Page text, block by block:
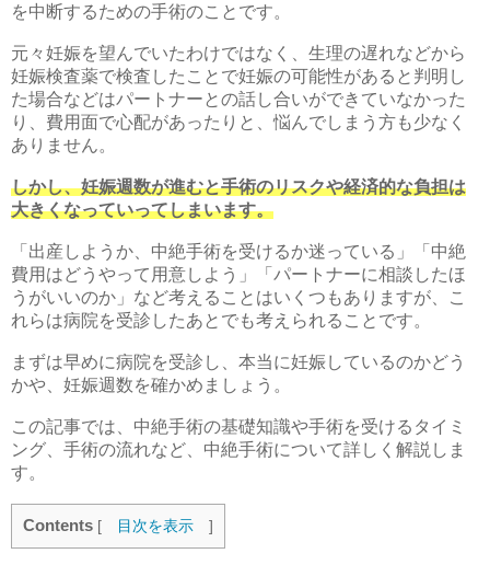
を中断するための手術のことです。
元々妊娠を望んでいたわけではなく、生理の遅れなどから
妊娠検査薬で検査したことで妊娠の可能性があると判明し
た場合などはパートナーとの話し合いができていなかった
り、費用面で心配があったりと、悩んでしまう方も少なく
ありません。
しかし、妊娠週数が進むと手術のリスクや経済的な負担は
大きくなっていってしまいます。
「出産しようか、中絶手術を受けるか迷っている」「中絶
費用はどうやって用意しよう」「パートナーに相談したほ
うがいいのか」など考えることはいくつもありますが、こ
れらは病院を受診したあとでも考えられることです。
まずは早めに病院を受診し、本当に妊娠しているのかどう
かや、妊娠週数を確かめましょう。
この記事では、中絶手術の基礎知識や手術を受けるタイミ
ング、手術の流れなど、中絶手術について詳しく解説しま
す。
Contents [ 目次を表示 ]